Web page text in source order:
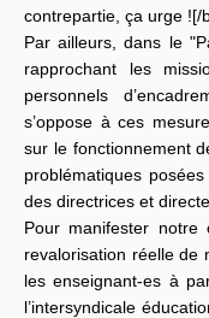
contrepartie, ça urge ![/
Par ailleurs, dans le
rapprochant les
personnels
s’oppose à ces
sur le fonctionnement
problématiques
des directrices et
Pour manifester
revalorisation réelle de
les enseignant-es à
l’intersyndicale